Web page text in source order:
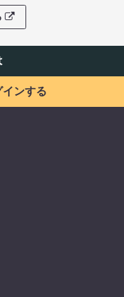
ンする